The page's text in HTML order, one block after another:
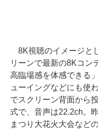
8K視聴のイメージと
リーンで最新の8Kコン
高臨場感を体感できる
ューイングなどにも使
でスクリーン背面から
式で、音声は22.2ch。
まつり大花火大会など